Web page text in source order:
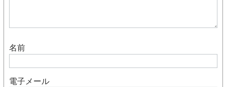
名前
電子メール